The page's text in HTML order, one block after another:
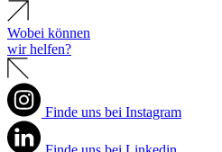
Wobei können
wir helfen?
Finde uns bei Instagram